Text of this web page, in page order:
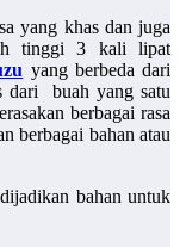
yang khas dan juga
tinggi 3 kali lipat
yang berbeda dari
dari buah yang satu
berbagai rasa
berbagai bahan atau
bahan untuk